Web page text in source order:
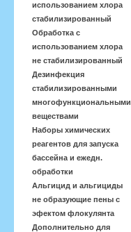
использованием хлора
стабилизированный
Обработка с
использованием хлора
не стабилизированный
Дезинфекция
стабилизированными
многофункциональными
веществами
Наборы химических
реагентов для запуска
бассейна и ежедн.
обработки
Альгицид и альгициды
не образующие пены с
эфектом флокулянта
Дополнительно для